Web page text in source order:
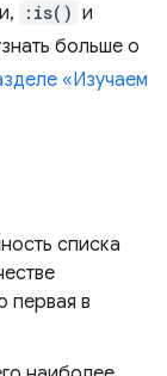
:is() и
больше о
«Изучаем
списка
первая в